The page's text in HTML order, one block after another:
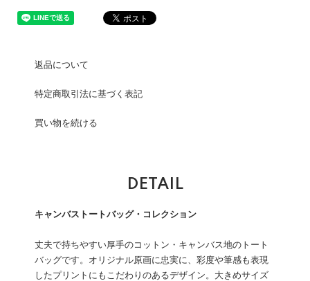
返品について
特定商取引法に基づく表記
買い物を続ける
DETAIL
キャンバストートバッグ・コレクション
丈夫で持ちやすい厚手のコットン・キャンバス地のトート
バッグです。オリジナル原画に忠実に、彩度や筆感も表現
したプリントにもこだわりのあるデザイン。大きめサイズ